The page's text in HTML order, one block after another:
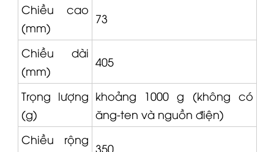
Chiều cao
(mm)
73
Chiều dài
(mm)
405
Trọng lượng
(g)
khoảng 1000 g (không có
ăng-ten và nguồn điện)
Chiều rộng
350